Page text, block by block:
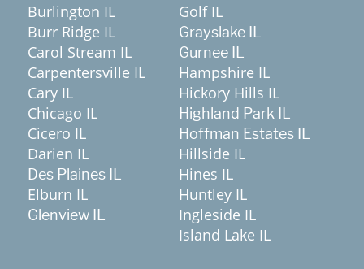
Burlington IL
Burr Ridge IL
Carol Stream IL
Carpentersville IL
Cary IL
Chicago IL
Cicero IL
Darien IL
Des Plaines IL
Elburn IL
Glenview IL
Golf IL
Grayslake IL
Gurnee IL
Hampshire IL
Hickory Hills IL
Highland Park IL
Hoffman Estates IL
Hillside IL
Hines IL
Huntley IL
Ingleside IL
Island Lake IL